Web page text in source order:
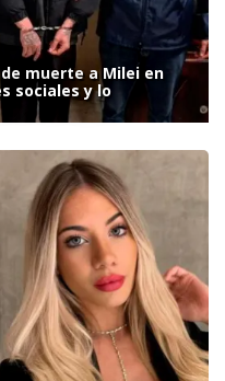
muerte a Milei en
sociales y lo